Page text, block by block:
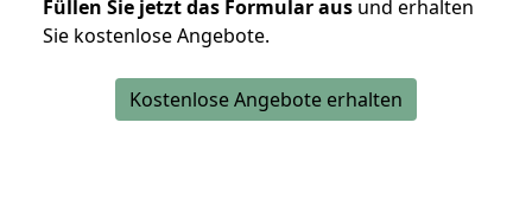
Füllen Sie jetzt das Formular aus und erhalten
Sie kostenlose Angebote.
Kostenlose Angebote erhalten